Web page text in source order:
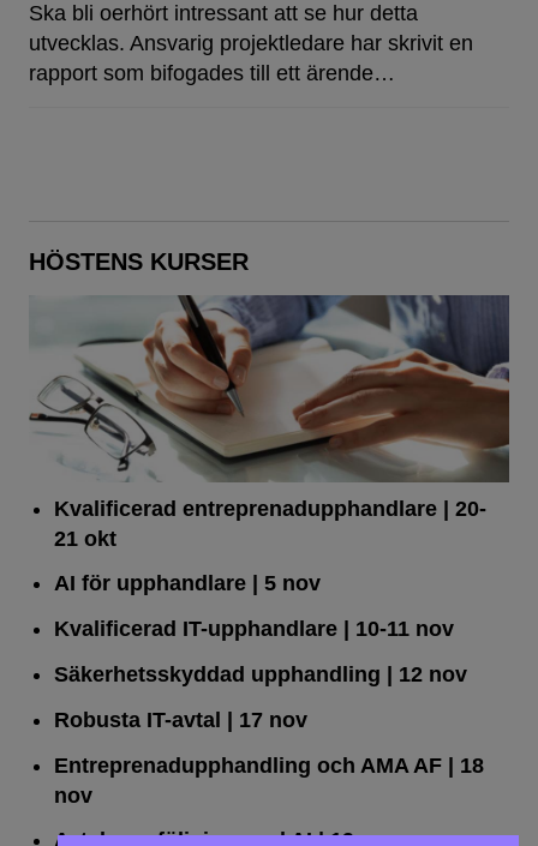
Ska bli oerhört intressant att se hur detta
utvecklas. Ansvarig projektledare har skrivit en
rapport som bifogades till ett ärende…
HÖSTENS KURSER
Kvalificerad entreprenad­upphandlare | 20-
21 okt
AI för upphandlare| 5 nov
Kvalificerad IT-upphandlare| 10-11 nov
Säkerhetsskyddad upphandling | 12 nov
Robusta IT-avtal | 17 nov
Entreprenadupphandling och AMA AF| 18
nov
Avtalsuppföljning med AI| 19 nov